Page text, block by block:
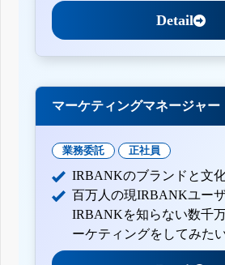
Detail
マーケティングマネージャー
業務委託 正社員
IRBANKのブランドと文化
百万人の現IRBANKユー
IRBANKを知らない数千
ーケティングをしてみたい